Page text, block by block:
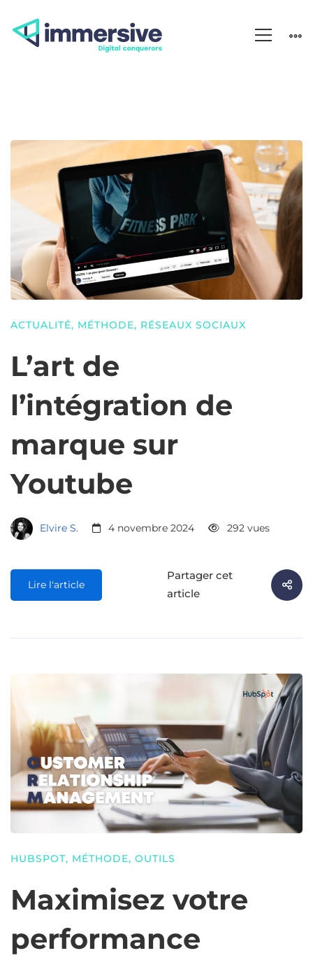
ACTUALITÉ, MÉTHODE, RÉSEAUX SOCIAUX
L’art de
l’intégration de
marque sur
Youtube
Elvire S. 4 novembre 2024 292 vues
Lire l'article
Partager cet
article
HUBSPOT, MÉTHODE, OUTILS
Maximisez votre
performance